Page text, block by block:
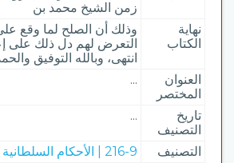
زمن الشيخ محمد بن
نهاية
الكتاب
وذلك أن الصلح لما وقع
التعرض لهم دل ذلك على
انتهى، وبالله التوفيق
العنوان
المختصر
...
تاريخ
التصنيف
...
التصنيف
216-9 | الأحكام السلطانية